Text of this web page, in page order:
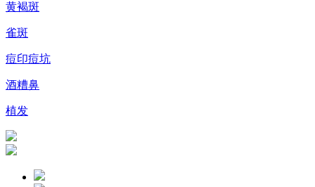
黄褐斑
雀斑
痘印痘坑
酒糟鼻
植发